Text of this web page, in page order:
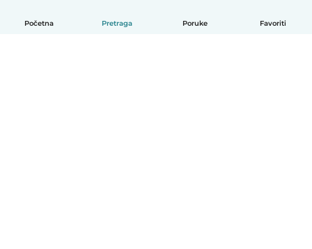
Početna Pretraga Poruke Favoriti